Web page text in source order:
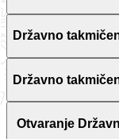
Državno
Državno
Otvaranje